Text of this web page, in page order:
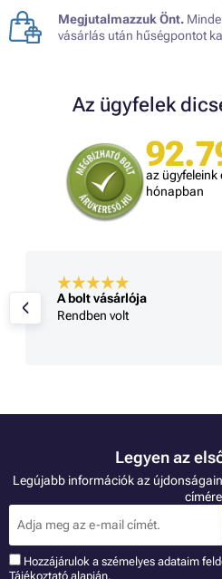
Megjutalmazzuk Önt.
vásárlás után hűségpontot
Az ügyfelek
az ügyfeleink
hónapban
A bolt vásárlója
Rendben volt
Legyen az
Legújabb információk az
címére
Hozzájárulok a szémelyes adataim
Tájékoztató alapján.